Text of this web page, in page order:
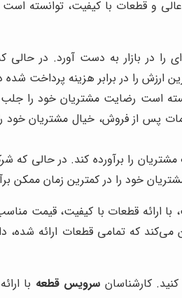
و قطعات با کیفیت، توانسته
را در بازار به دست آورد. در حالی
ارزش را در برابر هزینه پرداخت
است رضایت مشتریان خود را
پس از فروش، خیال مشتریان خود
را برآورده کند. در حالی که
خود را در کمترین زمان ممکن
با ارائه قطعات با کیفیت، قیمت
که تمامی قطعات ارائه شده،
کارشناسان سرویس قطعه با